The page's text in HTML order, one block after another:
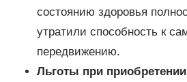
состоянию здоровья
утратили способность к
передвижению.
Льготы при